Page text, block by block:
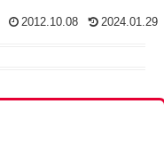
2012.10.08 2024.01.29